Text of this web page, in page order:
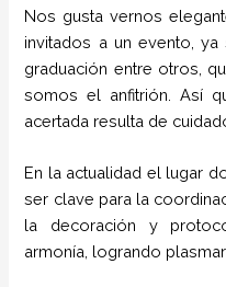
Nos gusta vernos
invitados a un evento, ya
graduación entre otros,
somos el anfitrión. Así
acertada resulta de
En la actualidad el lugar
ser clave para la
la decoración y
armonía, logrando